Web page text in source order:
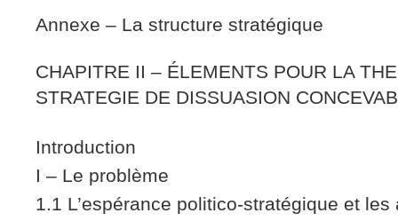
Annexe – La structure stratégique
CHAPITRE II – ÉLEMENTS POUR LA
STRATEGIE DE DISSUASION
Introduction
I – Le problème
1.1 L’espérance politico-stratégique et